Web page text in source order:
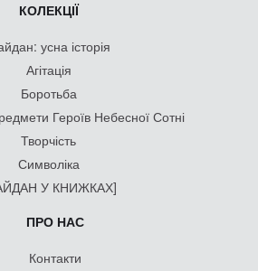
КОЛЕКЦІЇ
усна історія
Агітація
Боротьба
Героїв Небесної Сотні
Творчість
Символіка
У КНИЖКАХ]
ПРО НАС
Контакти